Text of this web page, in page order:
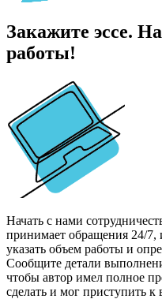
Закажите эссе.
работы!
Начать с нами
принимает обращения 24/7,
указать объем работы и
Сообщите детали
чтобы автор имел полное
сделать и мог приступить